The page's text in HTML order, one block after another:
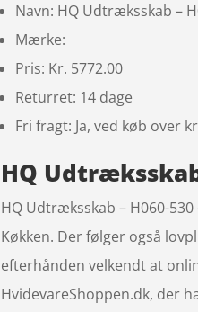
Navn: HQ Udtræksskab –
Mærke:
Pris: Kr. 5772.00
Returret: 14 dage
Fri fragt: Ja, ved køb over
HQ
HQ Udtræksskab – H060-
Køkken. Der følger også
efterhånden velkendt at
HvidevareShoppen.dk, der